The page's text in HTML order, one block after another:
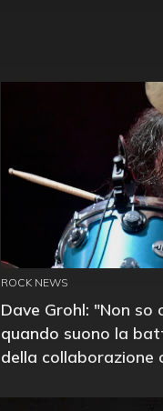
ROCK NEWS
Dave Grohl: "Non
quando suono la
della collaborazione